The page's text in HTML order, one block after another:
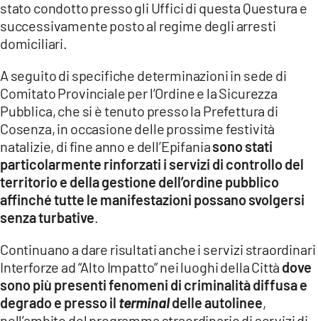
stato condotto presso gli Uffici di questa Questura e
successivamente posto al regime degli arresti
domiciliari.
A seguito di specifiche determinazioni in sede di
Comitato Provinciale per l’Ordine e la Sicurezza
Pubblica, che si è tenuto presso la Prefettura di
Cosenza, in occasione delle prossime festività
natalizie, di fine anno e dell’Epifaniasono stati
particolarmente rinforzati i servizi di controllo del
territorio e della gestione dell’ordine pubblico
affinché tutte le manifestazioni possano svolgersi
senza turbative
Continuano a dare risultati anche i servizi straordinari
Interforze ad “Alto Impatto” nei luoghi della Città dove
sono più presenti fenomeni di criminalità diffusa e
degrado e presso il terminaldelle autolinee,